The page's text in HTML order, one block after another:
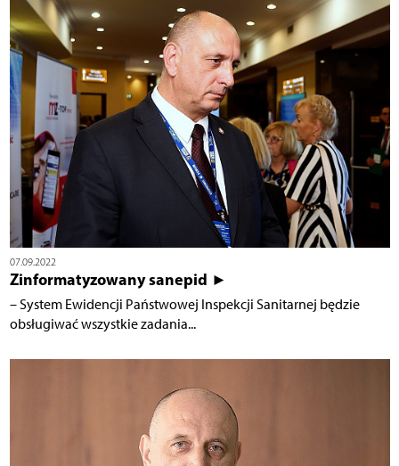
07.09.2022
Zinformatyzowany sanepid ►
– System Ewidencji Państwowej Inspekcji Sanitarnej będzie
obsługiwać wszystkie zadania...